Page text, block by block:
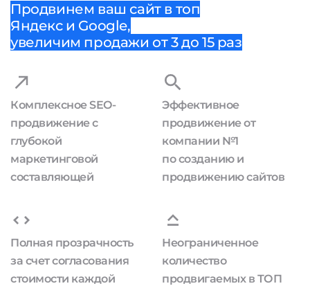
Продвинем ваш сайт в топ
Яндекс и Google,
увеличим продажи от 3 до 15 раз
Комплексное SEO-
продвижение с
глубокой
маркетинговой
составляющей
Эффективное
продвижение от
компании №1
по созданию и
продвижению сайтов
Полная прозрачность
за счет согласования
стоимости каждой
Неограниченное
количество
продвигаемых в ТОП